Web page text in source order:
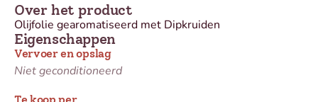
Eigenschappen
Vervoer en opslag
Niet geconditioneerd
Over het product
Olijfolie gearomatiseerd met Dipkruiden